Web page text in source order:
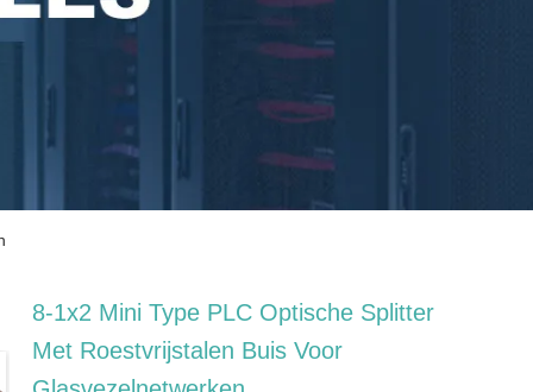
8-1x2 Mini Type PLC Optische Splitter
Met Roestvrijstalen Buis Voor